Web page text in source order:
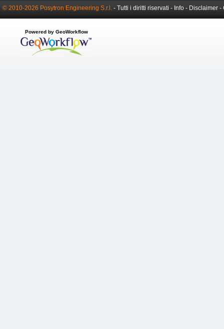
© 2010-2026 Posytron Engineering S.r.l. - Tutti i diritti riservati - Info - Disclaimer -
Powered by GeoWorkflow